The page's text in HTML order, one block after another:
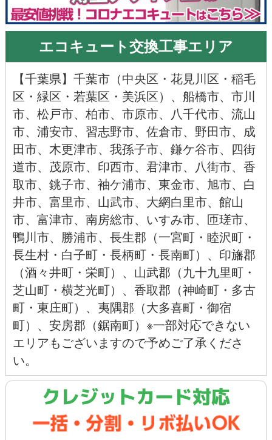
エコキュート交換工事エリア
【千葉県】千葉市（中央区 ・ 花見川区 ・ 稲毛
区 ・ 緑区 ・ 若葉区 ・ 美浜区）、 船橋市、 市川
市、 松戸市、 柏市、 市原市、 八千代市、 流山
市、 浦安市、 習志野市、 佐倉市、 野田市、 成
田市、 木更津市、 我孫子市、 鎌ケ谷市、 四街
道市、 茂原市、 印西市、 君津市、 八街市、 香
取市、 銚子市、 袖ケ浦市、 東金市、 旭市、 白
井市、 富里市、 山武市、 大網白里市、 館山
市、 富津市、 南房総市、 いすみ市、 匝瑳市、
鴨川市、 勝浦市、長生郡（一宮町・睦沢町・
長生村・白子町・長柄町・長南町）、印旛郡
（酒々井町・栄町）、山武郡（九十九里町・
芝山町・横芝光町）、香取郡（神崎町・多古
町・東庄町）、夷隅郡（大多喜町・御宿
町）、安房郡（鋸南町）※一部対応できない
エリアもございますので予めご了承くださ
い。
クレジットカード対応